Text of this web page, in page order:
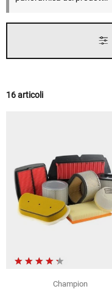
16 articoli
Champion